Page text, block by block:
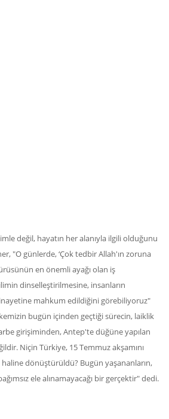
değil, hayatın her alanıyla ilgili olduğunu
"O günlerde, ‘Çok tedbir Allah'ın zoruna
en önemli ayağı olan iş
dinselleştirilmesine, insanların
mahkum edildiğini görebiliyoruz"
bugün içinden geçtiği sürecin, laiklik
girişiminden, Antep'te düğüne yapılan
Niçin Türkiye, 15 Temmuz akşamını
haline dönüştürüldü? Bugün yaşananların,
ele alınamayacağı bir gerçektir" dedi.